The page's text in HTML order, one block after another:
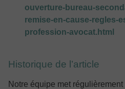
ouverture-bureau-
remise-en-cause-regles-
profession-avocat.html
Historique de l’article
Notre équipe met